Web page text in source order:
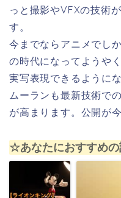
っと撮影やVFXの技術
す。
今までならアニメでし
の時代になってようや
実写表現できるように
ムーランも最新技術で
が高まります。公開が
☆あなたにおすすめ